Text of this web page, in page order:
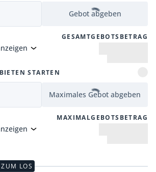
Gebot abgeben
GESAMTGEBOTSBETRAG
STARTEN
Maximales Gebot abgeben
MAXIMALGEBOTSBETRAG
LOS